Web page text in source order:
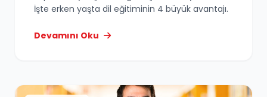
İşte erken yaşta dil eğitiminin 4 büyük avantajı.
Devamını Oku